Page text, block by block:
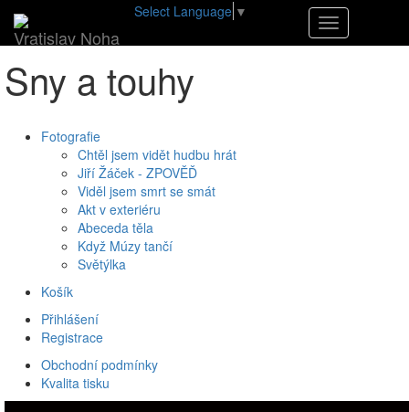
Navigace
Vratislav Noha
Select Language ▼
E-shop
Sny a touhy
Fotografie
Chtěl jsem vidět hudbu hrát
Jiří Žáček - ZPOVĚĎ
Viděl jsem smrt se smát
Akt v exteriéru
Abeceda těla
Když Múzy tančí
Světýlka
Košík
Přihlášení
Registrace
Obchodní podmínky
Kvalita tisku